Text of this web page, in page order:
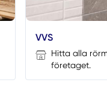
VVS
Hitta alla
företaget.